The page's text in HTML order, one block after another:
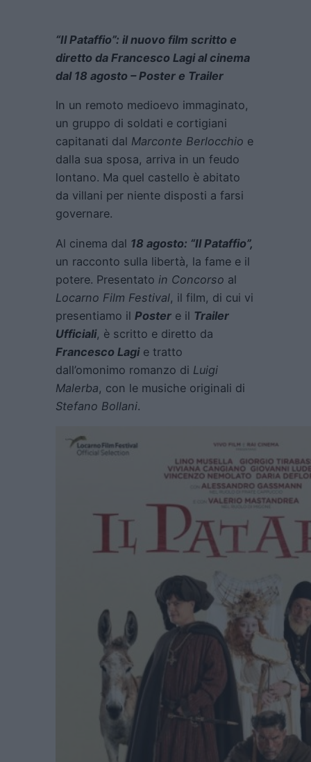
“Il Pataffio”: il nuovo film scritto e
diretto da Francesco Lagi al cinema
dal 18 agosto – Poster e Trailer
In un remoto medioevo immaginato,
un gruppo di soldati e cortigiani
capitanati dal Marconte Berlocchio e
dalla sua sposa, arriva in un feudo
lontano. Ma quel castello è abitato
da villani per niente disposti a farsi
governare.
Al cinema dal 18 agosto: “Il Pataffio”,
un racconto sulla libertà, la fame e il
potere. Presentato in Concorso al
Locarno Film Festival, il film, di cui vi
presentiamo il Poster e il Trailer
Ufficiali, è scritto e diretto da
Francesco Lagie tratto
dall’omonimo romanzo di Luigi
Malerba, con le musiche originali di
Stefano Bollani.